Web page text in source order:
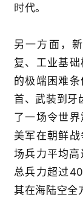
时代。
另一方面，
复、工业基
的极端困难
首、武装到牙
了一场令世界
美军在朝鲜
场兵力平均高
总兵力超过
其在海陆空全